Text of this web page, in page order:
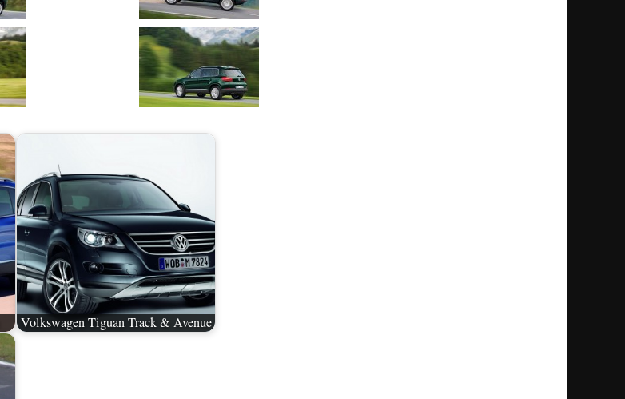
Volkswagen Tiguan Track & Avenue